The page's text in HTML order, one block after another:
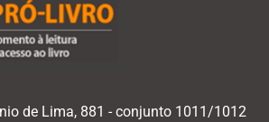
de Lima, 881 - conjunto 1011/1012